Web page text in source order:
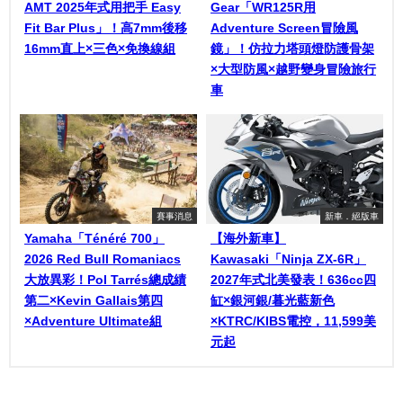
AMT 2025年式用把手 Easy
Fit Bar Plus」！高7mm後移
16mm直上×三色×免換線組
Gear「WR125R用
Adventure Screen冒險風
鏡」！仿拉力塔頭燈防護骨架
×大型防風×越野變身冒險旅行
車
賽事消息
Yamaha「Ténéré 700」
2026 Red Bull Romaniacs
大放異彩！Pol Tarrés總成績
第二×Kevin Gallais第四
×Adventure Ultimate組
新車．絕版車
【海外新車】
Kawasaki「Ninja ZX-6R」
2027年式北美發表！636cc四
缸×銀河銀/暮光藍新色
×KTRC/KIBS電控，11,599美
元起